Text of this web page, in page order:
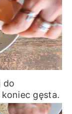
do
koniec gęsta.